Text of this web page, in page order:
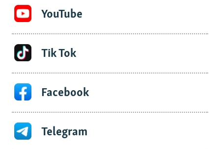
YouTube
Tik Tok
Facebook
Telegram